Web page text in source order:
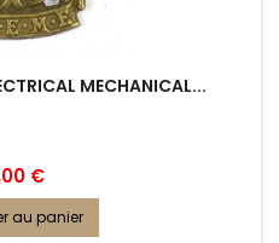
MECHANICAL...
€
au panier